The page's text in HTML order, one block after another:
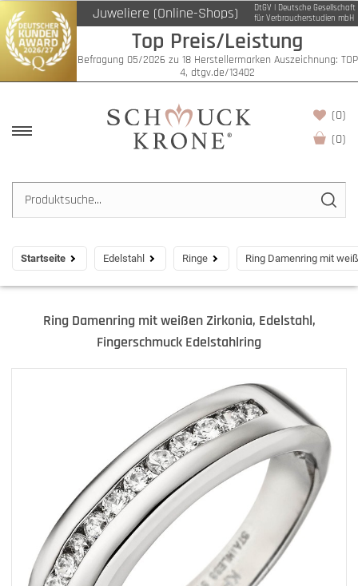
Juweliere (Online-Shops)
DtGV | Deutsche Gesellschaft
für Verbraucherstudien mbH
Top Preis/Leistung
Befragung 05/2026 zu 18 Herstellermarken Auszeichnung: TOP
4, dtgv.de/13402
(0)
(0)
Startseite Edelstahl Ringe Ring Damenring mit
Ring Damenring mit weißen Zirkonia, Edelstahl,
Fingerschmuck Edelstahlring